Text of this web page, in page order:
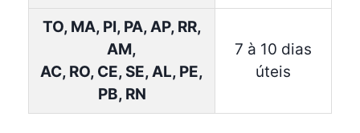
TO, MA, PI, PA, AP, RR,
AM,
AC, RO, CE, SE, AL, PE,
PB, RN
7 à 10 dias
úteis